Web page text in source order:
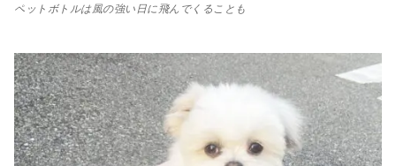
ペットボトルは風の強い日に飛んでくることも